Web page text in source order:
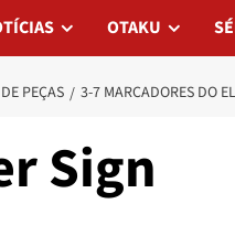
OTAKU
PEÇAS 3-7 MARCADORES DO
Sign